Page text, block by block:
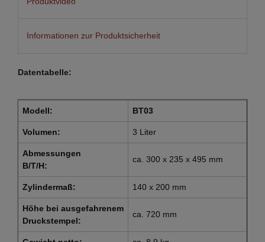
Informationen zur Produktsicherheit
Datentabelle:
Modell: BT03
Volumen: 3 Liter
Abmessungen
B/T/H:
ca. 300 x 235 x 495 mm
Zylindermaß: 140 x 200 mm
Höhe bei ausgefahrenem
Druckstempel:
ca. 720 mm